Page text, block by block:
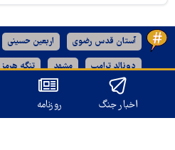
آستان قدس رضوی اربعین حسینی
دونالد ترامپ مشهد تنگه هرمز
خراسان رضوی کربلا
اخبار جنگ روزنامه